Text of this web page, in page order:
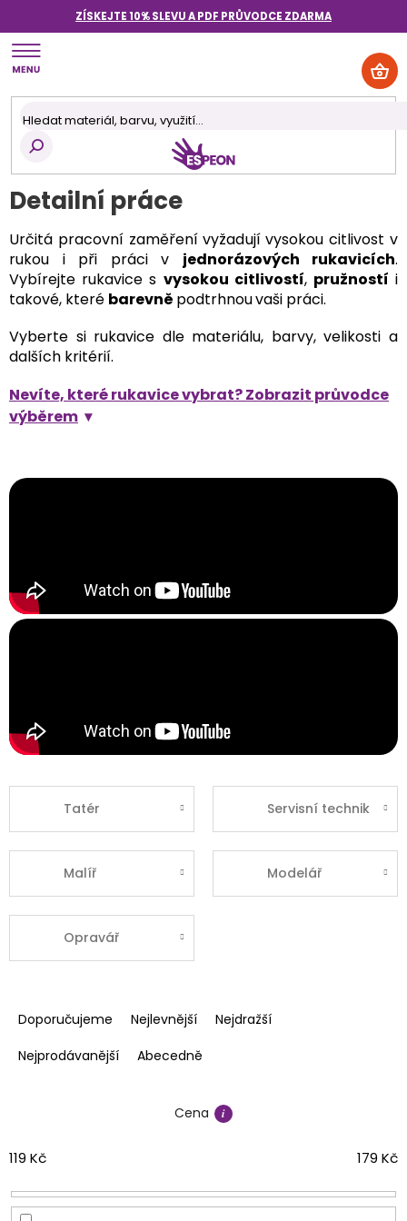
obsah
ZÍSKEJTE 10% SLEVU A PDF PRŮVODCE ZDARMA
Detailní práce
Určitá pracovní zaměření vyžadují vysokou citlivost v
rukou i při práci v jednorázových rukavicích.
Vybírejte rukavice s vysokou citlivostí, pružností i
takové, které barevně podtrhnouvaši práci.
Vyberte si rukavice dle materiálu, barvy, velikosti a
dalších kritérií.
Nevíte, které rukavice vybrat? Zobrazit průvodce
výběrem
Tatér Servisní technik
Malíř Modelář
Opravář
a
e
o
u
Doporučujeme Nejlevnější
Nejdražší
Nejprodávanější
Abecedně
Cena
119 Kč 179 Kč